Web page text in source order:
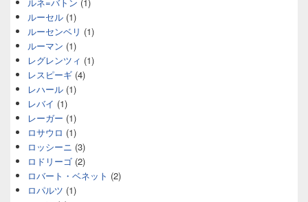
ルネ=バトン (1)
ルーセル (1)
ルーセンベリ (1)
ルーマン (1)
レグレンツィ (1)
レスピーギ (4)
レハール (1)
レバイ (1)
レーガー (1)
ロサウロ (1)
ロッシーニ (3)
ロドリーゴ (2)
ロバート・ベネット (2)
ロパルツ (1)